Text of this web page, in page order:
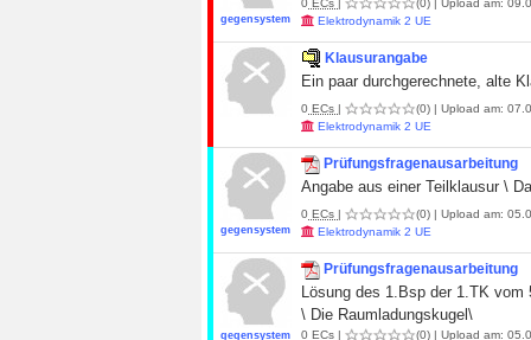
gegensystem
0 ECs | (0) | Upload am:
Elektrodynamik 2 UE
Klausurangabe
Ein paar durchgerechnete, alte
0 ECs | (0) | Upload am:
Elektrodynamik 2 UE
gegensystem
Prüfungsfragenausarbeitung
Angabe aus einer Teilklausur \
0 ECs | (0) | Upload am:
Elektrodynamik 2 UE
gegensystem
Prüfungsfragenausarbeitung
Lösung des 1.Bsp der 1.TK vom
\ Die Raumladungskugel\
0 ECs | (0) | Upload am: